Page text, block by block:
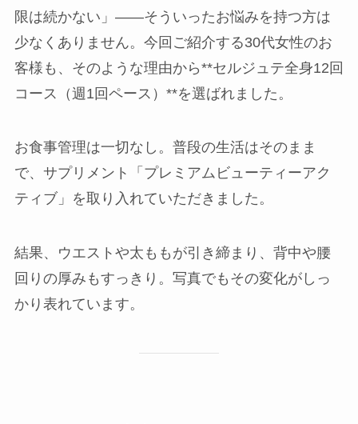
限は続かない」――そういったお悩みを持つ方は
少なくありません。今回ご紹介する30代女性のお
客様も、そのような理由から**セルジュテ全身12回
コース（週1回ペース）**を選ばれました。
お食事管理は一切なし。普段の生活はそのまま
で、サプリメント「プレミアムビューティーアク
ティブ」を取り入れていただきました。
結果、ウエストや太ももが引き締まり、背中や腰
回りの厚みもすっきり。写真でもその変化がしっ
かり表れています。